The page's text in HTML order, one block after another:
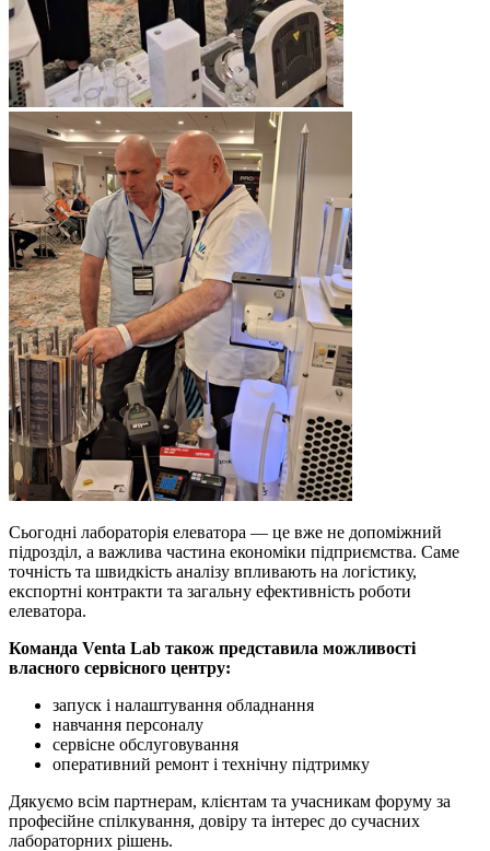
Сьогодні лабораторія елеватора — це вже не допоміжний
підрозділ, а важлива частина економіки підприємства. Саме
точність та швидкість аналізу впливають на логістику,
експортні контракти та загальну ефективність роботи
елеватора.
Команда Venta Lab також представила можливості
власного сервісного центру:
запуск і налаштування обладнання
навчання персоналу
сервісне обслуговування
оперативний ремонт і технічну підтримку
Дякуємо всім партнерам, клієнтам та учасникам форуму за
професійне спілкування, довіру та інтерес до сучасних
лабораторних рішень.